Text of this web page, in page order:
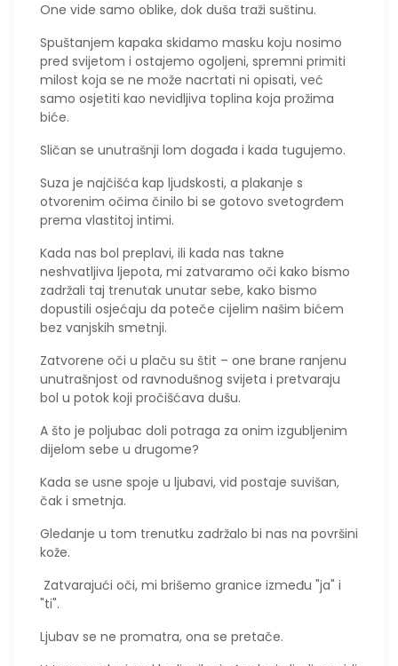
One vide samo oblike, dok duša traži suštinu.
Spuštanjem kapaka skidamo masku koju nosimo
pred svijetom i ostajemo ogoljeni, spremni primiti
milost koja se ne može nacrtati ni opisati, već
samo osjetiti kao nevidljiva toplina koja prožima
biće.
​Sličan se unutrašnji lom događa i kada tugujemo.
Suza je najčišća kap ljudskosti, a plakanje s
otvorenim očima činilo bi se gotovo svetogrđem
prema vlastitoj intimi.
Kada nas bol preplavi, ili kada nas takne
neshvatljiva ljepota, mi zatvaramo oči kako bismo
zadržali taj trenutak unutar sebe, kako bismo
dopustili osjećaju da poteče cijelim našim bićem
bez vanjskih smetnji.
Zatvorene oči u plaču su štit – one brane ranjenu
unutrašnjost od ravnodušnog svijeta i pretvaraju
bol u potok koji pročišćava dušu.
​A što je poljubac doli potraga za onim izgubljenim
dijelom sebe u drugome?
Kada se usne spoje u ljubavi, vid postaje suvišan,
čak i smetnja.
Gledanje u tom trenutku zadržalo bi nas na površini
kože.
Zatvarajući oči, mi brišemo granice između "ja" i
"ti".
Ljubav se ne promatra, ona se pretače.